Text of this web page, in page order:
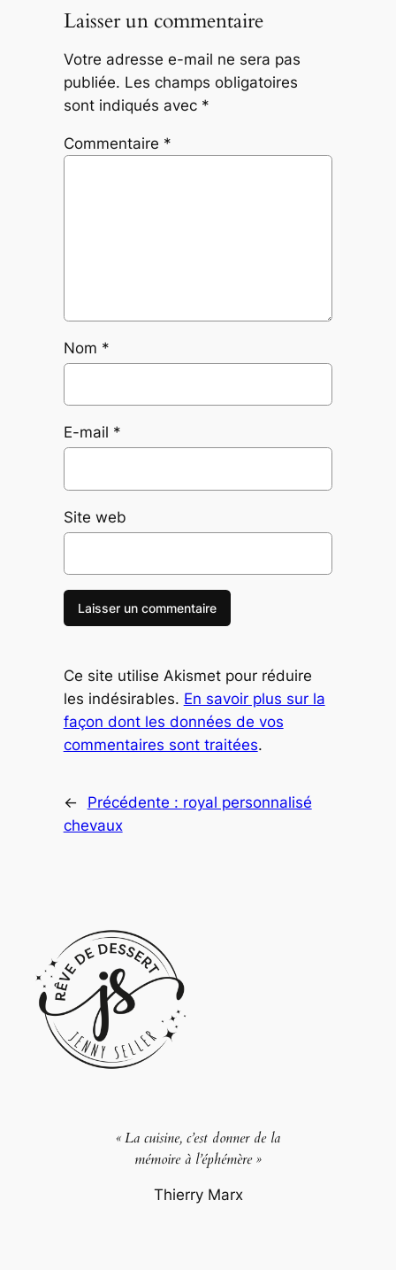
Laisser un commentaire
Votre adresse e-mail ne sera pas
publiée. Les champs obligatoires
sont indiqués avec *
Commentaire *
Nom *
E-mail *
Site web
Ce site utilise Akismet pour réduire
les indésirables. En savoir plus sur la
façon dont les données de vos
commentaires sont traitées.
← Précédente : royal personnalisé
chevaux
« La cuisine, c’est donner de la
mémoire à l’éphémère »
Thierry Marx